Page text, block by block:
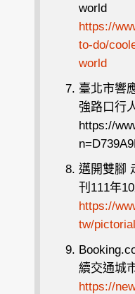
world
https://
to-do/
world
臺北市響
強路口行
https://
邁開雙腳
刊 111年10
https://
tw/
續交通城
https://